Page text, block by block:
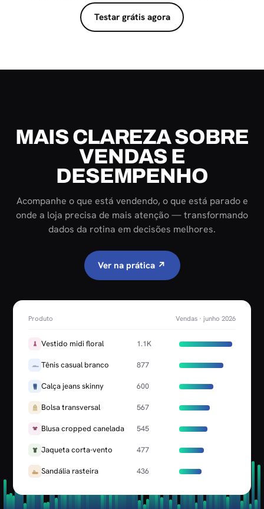
Testar grátis agora
MAIS CLAREZA SOBRE
VENDAS E
DESEMPENHO
Acompanhe o que está vendendo, o que está parado e
onde a loja precisa de mais atenção — transformando
dados da rotina em decisões melhores.
Ver na prática ↗
Produto Vendas · junho 2026
Vestido midi floral 1.1K
Tênis casual branco 877
Calça jeans skinny 600
Bolsa transversal 567
Blusa cropped canelada 545
Jaqueta corta-vento 477
Sandália rasteira 436